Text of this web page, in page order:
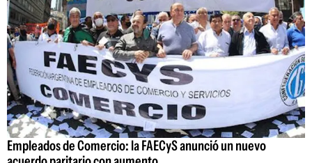
Empleados de Comercio: la FAECyS anunció un nuevo